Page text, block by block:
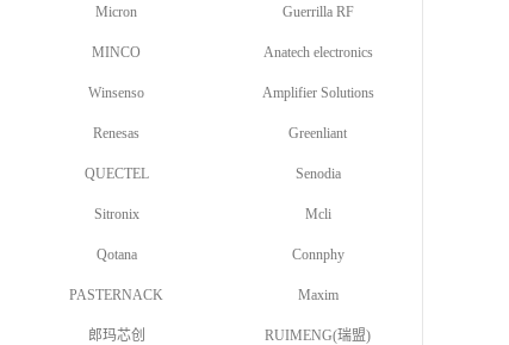
Micron Guerrilla RF
MINCO Anatech electronics
Winsenso Amplifier Solutions
Renesas Greenliant
QUECTEL Senodia
Sitronix Mcli
Qotana Connphy
PASTERNACK Maxim
郎玛芯创 RUIMENG(瑞盟)